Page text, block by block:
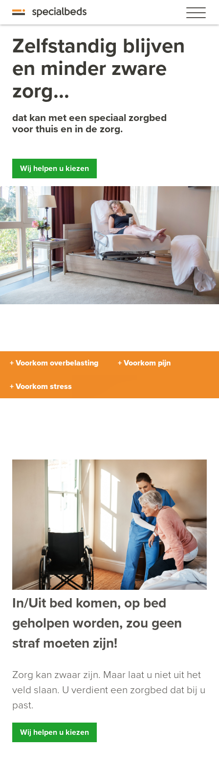
Zelfstandig blijven
en minder zware
zorg...
dat kan met een speciaal zorgbed
voor thuis en in de zorg.
Wij helpen u kiezen
+ Voorkom overbelasting + Voorkom pijn
+ Voorkom stress
In/Uit bed komen, op bed
geholpen worden, zou geen
straf moeten zijn!
Zorg kan zwaar zijn. Maar laat u niet uit het
veld slaan. U verdient een zorgbed dat bij u
past.
Wij helpen u kiezen